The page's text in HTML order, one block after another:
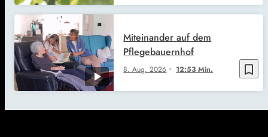
bookmark_border
8. Aug. 2026 12:53 Min.
Miteinander auf dem
Pflegebauernhof